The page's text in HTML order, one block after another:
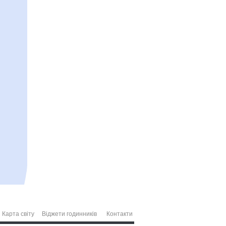
Карта світу Віджети годинників Контакти